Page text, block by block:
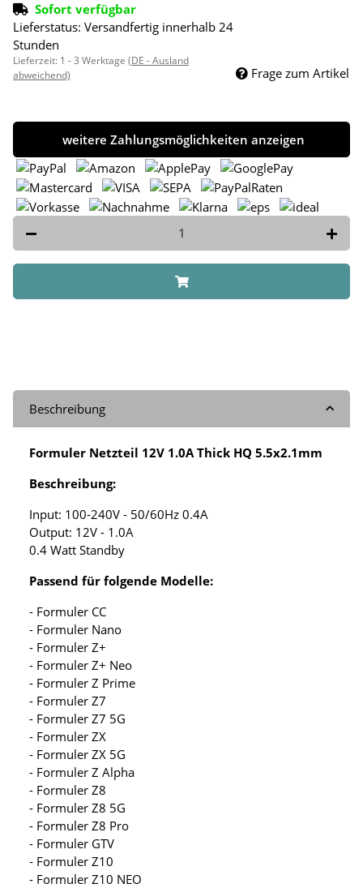
Sofort verfügbar
Lieferstatus: Versandfertig innerhalb 24
Stunden
Lieferzeit: 1 - 3 Werktage (DE - Ausland
abweichend)
Frage zum Artikel
weitere Zahlungsmöglichkeiten anzeigen
Beschreibung
Formuler Netzteil 12V 1.0A Thick HQ 5.5x2.1mm
Beschreibung:
Input: 100-240V - 50/60Hz 0.4A
Output: 12V - 1.0A
0.4 Watt Standby
Passend für folgende Modelle:
- Formuler CC
- Formuler Nano
- Formuler Z+
- Formuler Z+ Neo
- Formuler Z Prime
- Formuler Z7
- Formuler Z7 5G
- Formuler ZX
- Formuler ZX 5G
- Formuler Z Alpha
- Formuler Z8
- Formuler Z8 5G
- Formuler Z8 Pro
- Formuler GTV
- Formuler Z10
- Formuler Z10 NEO